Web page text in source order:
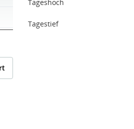
Tageshoch
Tagestief